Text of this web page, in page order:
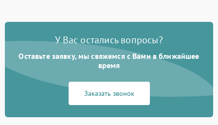
У Вас остались вопросы?
Оставьте заявку, мы свяжемся с Вами в ближайшее
время
Заказать звонок